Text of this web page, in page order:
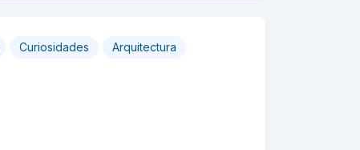
Curiosidades Arquitectura